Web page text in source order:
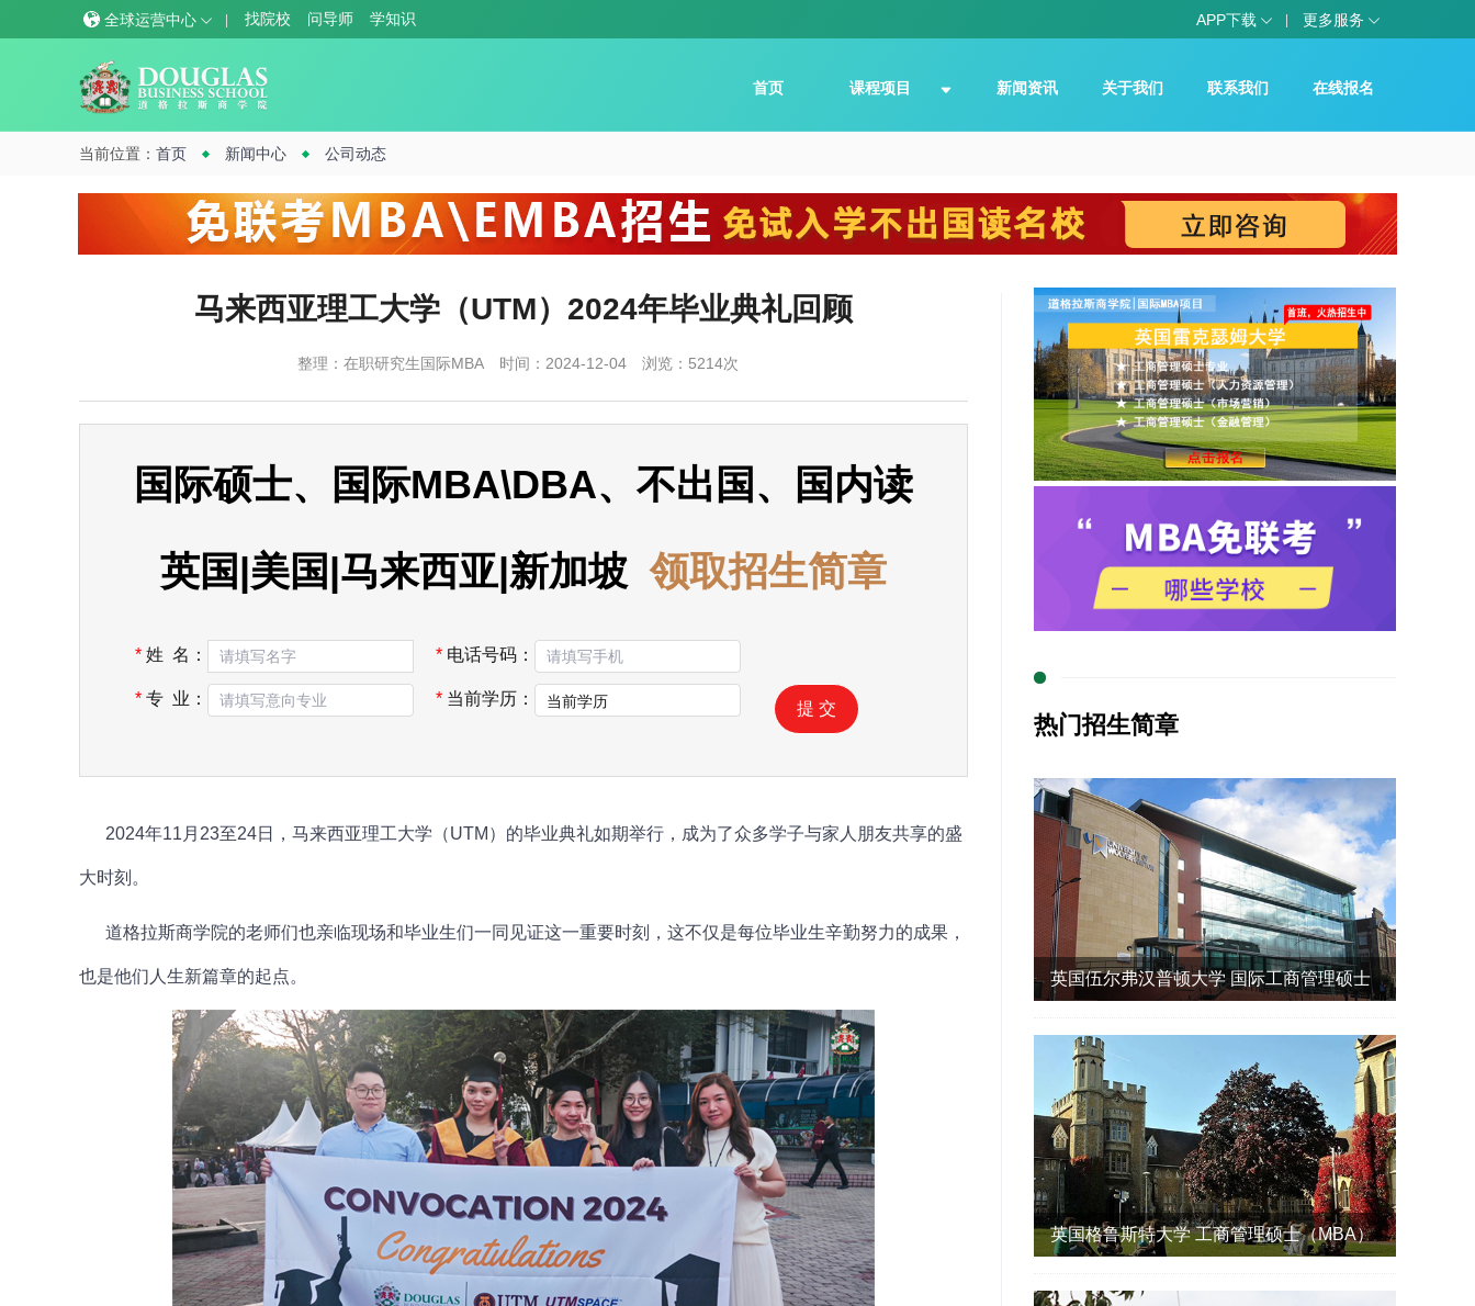
全球运营中心 找院校 问导师 学知识 APP下载 更多服务
首页 课程项目 新闻资讯 关于我们 联系我们 在线报名
当前位置： 首页 新闻中心 公司动态
马来西亚理工大学（UTM）2024年毕业典礼回顾
整理：在职研究生国际MBA 时间：2024-12-04 浏览：5214次
国际硕士、国际MBA\DBA、不出国、国内读
英国|美国|马来西亚|新加坡领取招生简章
* 姓 名： * 电话号码：
* 专 业： * 当前学历： 提 交
2024年11月23至24日， 马来西亚理工大学 （UTM）的毕业典礼如期举行，成为了众多学子与家人朋友共享的盛
大时刻。
道格拉斯商学院的老师们也亲临现场和毕业生们一同见证这一重要时刻，这不仅是每位毕业生辛勤努力的成果，
也是他们人生新篇章的起点。
热门招生简章
英国伍尔弗汉普顿大学 国际工商管理硕士
英国格鲁斯特大学 工商管理硕士（MBA）